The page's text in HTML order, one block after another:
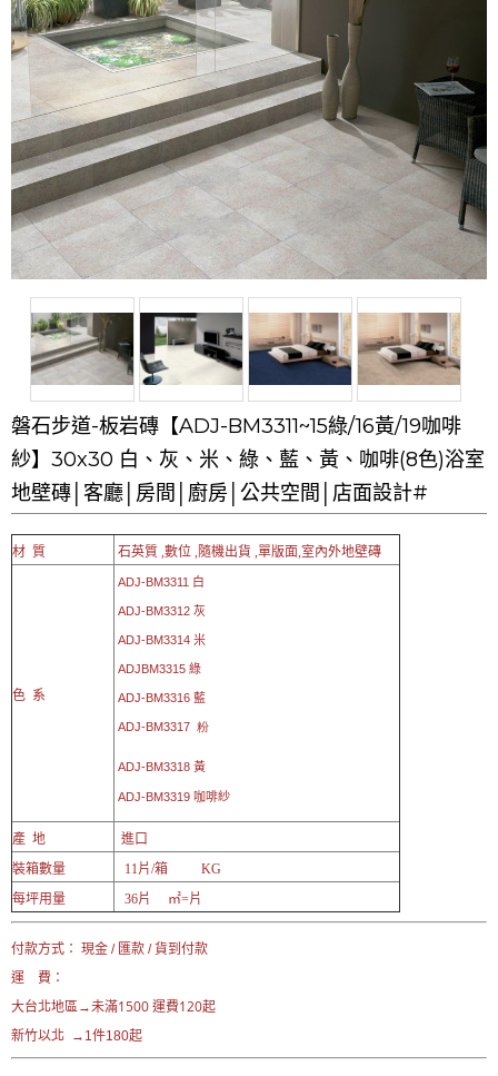
LINE官方帳號@a0975005573
磐石步道-板岩磚【ADJ-BM3311~15綠/16黃/19咖啡
紗】30x30 白、灰、米、綠、藍、黃、咖啡(8色)浴室
地壁磚│客廳│房間│廚房│公共空間│店面設計#
材 質 石英質 ,數位 ,隨機出貨 ,單版面,室內外地壁磚
色 系
ADJ-BM3311 白
ADJ-BM3312 灰
ADJ-BM3314 米
ADJBM3315 綠
ADJ-BM3316 藍
​ ADJ-BM3317 粉
ADJ-BM3318 黃
ADJ-BM3319 咖啡紗
產 地
進口
裝箱數量
11片/箱 KG
每坪用量
36片 ㎡=片
付款方式： 現金 / 匯款 / 貨到付款
運 費：
大台北地區→未滿1500 運費120起
新竹以北 →1件180起